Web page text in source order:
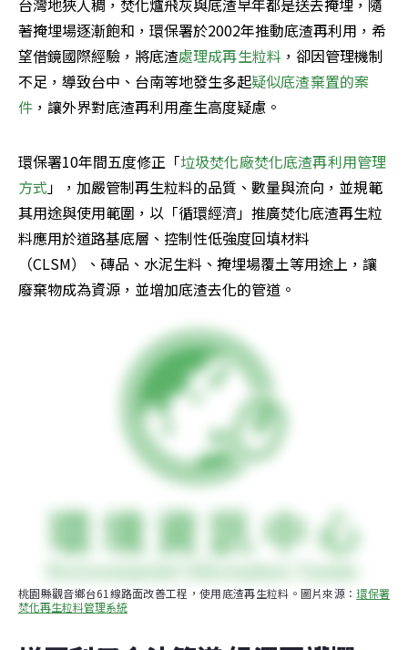
台灣地狹人稠，焚化爐飛灰與底渣早年都是送去掩埋，隨
著掩埋場逐漸飽和，環保署於2002年推動底渣再利用，希
望借鏡國際經驗，將底渣處理成再生粒料 ，卻因管理機制
不足，導致台中、台南等地發生多起疑似底渣棄置的案
件 ，讓外界對底渣再利用產生高度疑慮。
環保署10年間五度修正「垃圾焚化廠焚化底渣再利用管理
方式」，加嚴管制再生粒料的品質、數量與流向，並規範
其用途與使用範圍，以「循環經濟」推廣焚化底渣再生粒
料應用於道路基底層、控制性低強度回填材料
（CLSM）、磚品、水泥生料、掩埋場覆土等用途上，讓
廢棄物成為資源，並增加底渣去化的管道。
桃園縣觀音鄉台61線路面改善工程，使用底渣再生粒料。圖片來源： 環保署
焚化再生粒料管理系統